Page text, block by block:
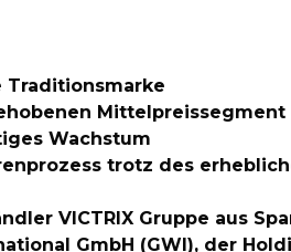
Traditionsmarke
Mittelpreissegment
Wachstum
trotz des
VICTRIX Gruppe aus
GmbH (GWI), der